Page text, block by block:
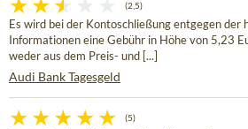
(2,5)
Es wird bei der Kontoschließung entgegen der
Informationen eine Gebühr in Höhe von 5,23
weder aus dem Preis- und [...]
Audi Bank Tagesgeld
(5)